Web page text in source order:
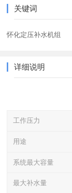
关键词
怀化定压补水机组
详细说明
工作压力
用途
系统最大容量
最大补水量